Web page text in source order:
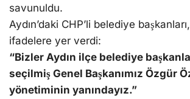
savunuldu.
Aydın’daki CHP’li belediye
ifadelere yer verdi:
“Bizler Aydın ilçe belediye
seçilmiş Genel Başkanımız Özgür
yönetiminin yanındayız.”